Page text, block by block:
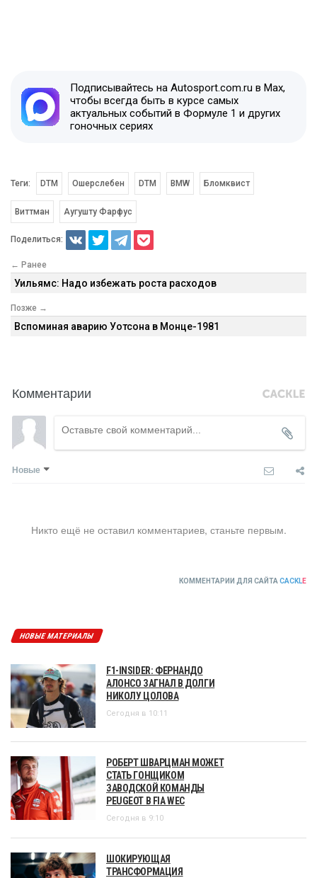
Подписывайтесь на Autosport.com.ru в Max,
чтобы всегда быть в курсе самых
актуальных событий в Формуле 1 и других
гоночных сериях
Теги: DTM Ошерслебен DTM BMW Бломквист
Виттман Аугушту Фарфус
Поделиться:
← Ранее
Уильямс: Надо избежать роста расходов
Позже →
Вспоминая аварию Уотсона в Монце-1981
Комментарии
Новые
Никто ещё не оставил комментариев, станьте первым.
КОММЕНТАРИИ ДЛЯ САЙТА CACKLE
НОВЫЕ МАТЕРИАЛЫ
F1-INSIDER: ФЕРНАНДО
АЛОНСО ЗАГНАЛ В ДОЛГИ
НИКОЛУ ЦОЛОВА
Сегодня в 10:11
РОБЕРТ ШВАРЦМАН МОЖЕТ
СТАТЬ ГОНЩИКОМ
ЗАВОДСКОЙ КОМАНДЫ
PEUGEOT В FIA WEC
Сегодня в 9:10
ШОКИРУЮЩАЯ
ТРАНСФОРМАЦИЯ